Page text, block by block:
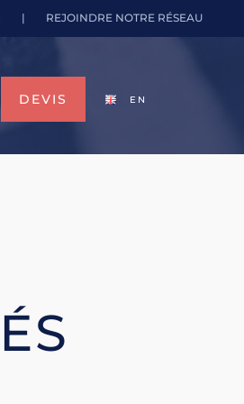
| REJOINDRE NOTRE RÉSEAU
DEVIS EN